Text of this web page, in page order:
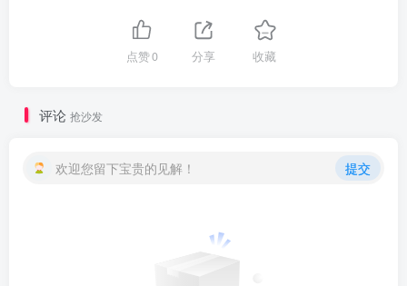
点赞0 分享 收藏
评论 抢沙发
欢迎您留下宝贵的见解！ 提交